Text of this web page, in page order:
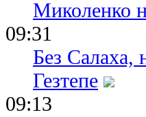
Миколенко
09:31
Без Салаха,
Гезтепе
09:13